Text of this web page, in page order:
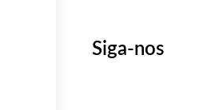
Siga-nos